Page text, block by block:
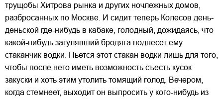
трущобы Хитрова рынка и других ночлежных домов,
разбросанных по Москве. И сидит теперь Колесов день-
деньской где-нибудь в кабаке, голодный, дожидаясь, что
какой-нибудь загулявший бродяга поднесет ему
стаканчик водки. Пьется этот стакан водки лишь для того,
чтобы после него иметь возможность съесть кусок
закуски и хоть этим утолить томящий голод. Вечером,
когда стемнеет, выходит он выпросить у кого-нибудь из